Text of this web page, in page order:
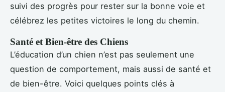
suivi des progrès pour rester sur la bonne voie et
célébrez les petites victoires le long du chemin.
Santé et Bien-être des Chiens
L’éducation d’un chien n’est pas seulement une
question de comportement, mais aussi de santé et
de bien-être. Voici quelques points clés à